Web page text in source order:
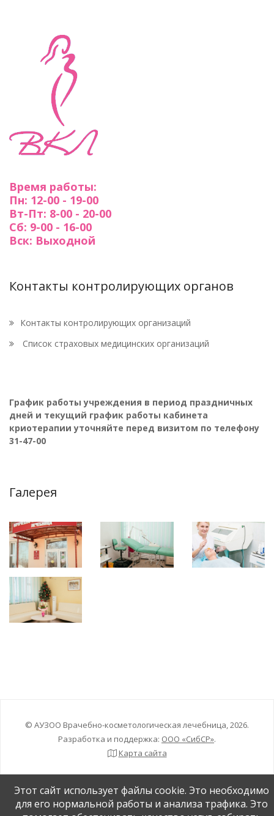
Время работы:
Пн: 12-00 - 19-00
Вт-Пт: 8-00 - 20-00
Сб: 9-00 - 16-00
Вск: Выходной
Контакты контролирующих органов
Контакты контролирующих организаций
Список страховых медицинских организаций
График работы учреждения в период праздничных
дней и текущий график работы кабинета
криотерапии уточняйте перед визитом по телефону
31-47-00
Галерея
© АУЗОО Врачебно-косметологическая лечебница, 2026.
Разработка и поддержка: ООО «СибСР».
Карта сайта
Этот сайт использует файлы cookie. Это необходимо
для его нормальной работы и анализа трафика. Это